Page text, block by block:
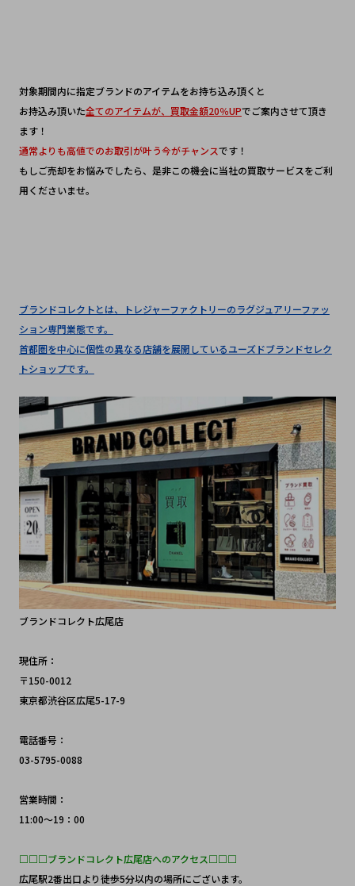
対象期間内に指定ブランドのアイテムをお持ち込み頂くと
お持込み頂いた全てのアイテムが、買取金額20％UPでご案内させて頂き
ます！
通常よりも高値でのお取引が叶う今がチャンスです！
もしご売却をお悩みでしたら、是非この機会に当社の買取サービスをご利
用くださいませ。
ブランドコレクトとは、トレジャーファクトリーのラグジュアリーファッ
ション専門業態です。
首都圏を中心に個性の異なる店舗を展開しているユーズドブランドセレク
トショップです。
ブランドコレクト広尾店
現住所：
〒150-0012
東京都渋谷区広尾5-17-9
電話番号：
03-5795-0088
営業時間：
11:00～19：00
□□□ブランドコレクト広尾店へのアクセス□□□
広尾駅2番出口より徒歩5分以内の場所にございます。